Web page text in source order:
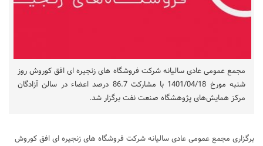
مجمع عمومی عادی سالیانه شرکت فروشگاه های زنجیره ای افق کوروش روز
شنبه مورخ 1401/04/18 با مشارکت 86.7 درصد اعضاء در سالن آزادگان
مرکز همایش‌های پژوهشگاه صنعت نفت برگزار شد.
برگزاری مجمع عمومی عادی سالیانه شرکت فروشگاه های زنجیره ای افق کوروش